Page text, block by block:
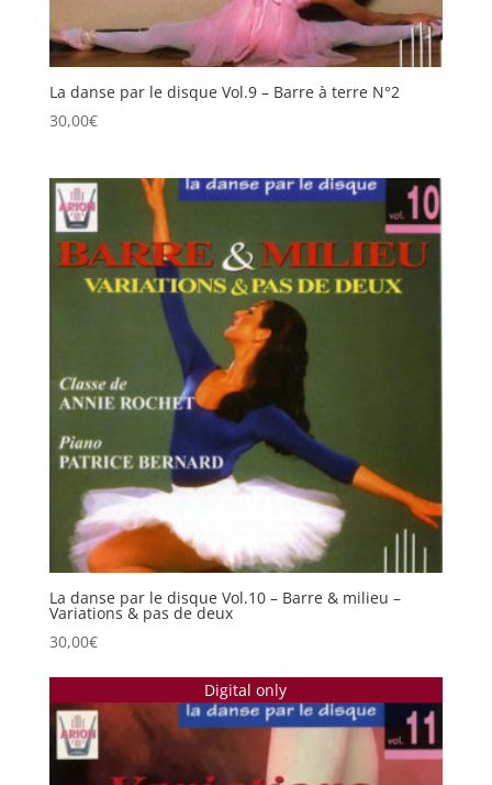
La danse par le disque Vol.9 – Barre à terre N°2
30,00€
La danse par le disque Vol.10 – Barre & milieu –
Variations & pas de deux
30,00€
Digital only